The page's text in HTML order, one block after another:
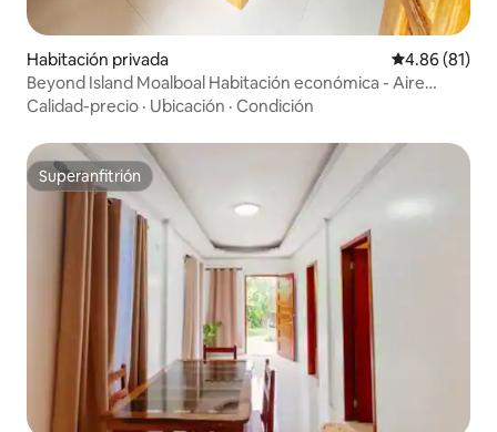
Habitación privada Calificación
4.86 (81)
Beyond Island Moalboal Habitación económica - Aire
acondicionado, wifi gratuito
Calidad-precio · Ubicación · Condición
Superanfitrión
Superanfitrión